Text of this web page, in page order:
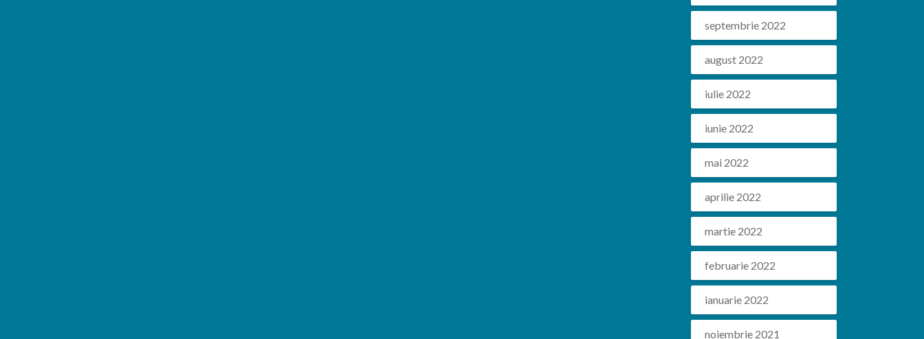
septembrie 2022
august 2022
iulie 2022
iunie 2022
mai 2022
aprilie 2022
martie 2022
februarie 2022
ianuarie 2022
noiembrie 2021